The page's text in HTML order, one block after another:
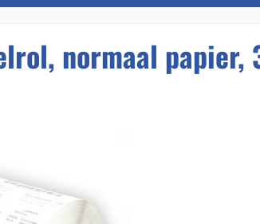
normaal papier,